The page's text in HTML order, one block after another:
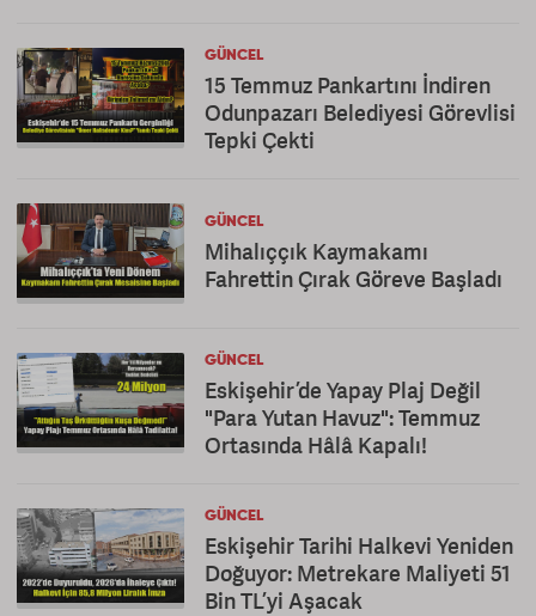
GÜNCEL
15 Temmuz Pankartını İndiren
Odunpazarı Belediyesi Görevlisi
Tepki Çekti
GÜNCEL
Mihalıççık Kaymakamı
Fahrettin Çırak Göreve Başladı
GÜNCEL
Eskişehir’de Yapay Plaj Değil
"Para Yutan Havuz": Temmuz
Ortasında Hâlâ Kapalı!
GÜNCEL
Eskişehir Tarihi Halkevi Yeniden
Doğuyor: Metrekare Maliyeti 51
Bin TL’yi Aşacak